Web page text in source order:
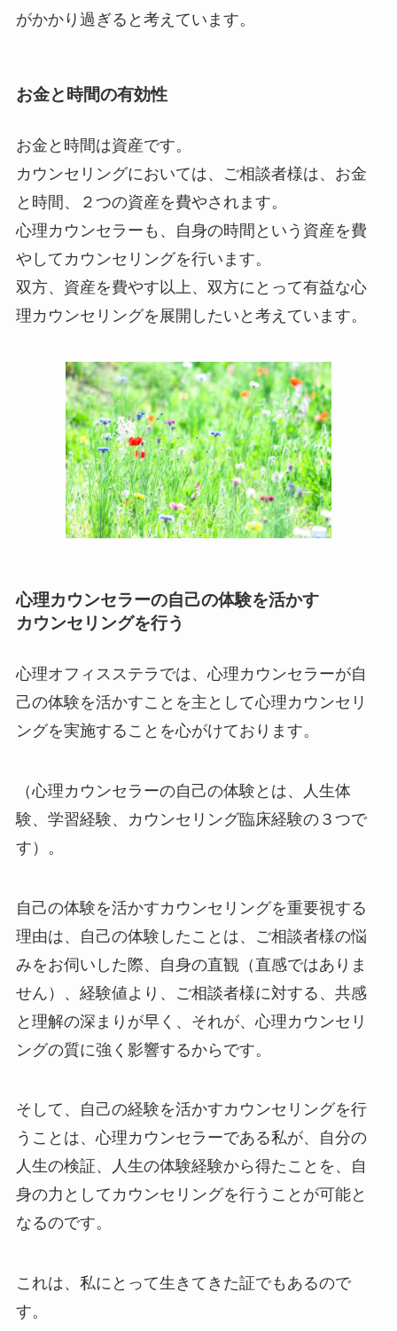
がかかり過ぎると考えています。
お金と時間の有効性
お金と時間は資産です。
カウンセリングにおいては、ご相談者様は、お金
と時間、２つの資産を費やされます。
心理カウンセラーも、自身の時間という資産を費
やしてカウンセリングを行います。
双方、資産を費やす以上、双方にとって有益な心
理カウンセリングを展開したいと考えています。
心理カウンセラーの自己の体験を活かす
カウンセリングを行う
心理オフィスステラでは、心理カウンセラーが自
己の体験を活かすことを主として心理カウンセリ
ングを実施することを心がけております。
（心理カウンセラーの自己の体験とは、人生体
験、学習経験、カウンセリング臨床経験の３つで
す）。
自己の体験を活かすカウンセリングを重要視する
理由は、自己の体験したことは、ご相談者様の悩
みをお伺いした際、自身の直観（直感ではありま
せん）、経験値より、ご相談者様に対する、共感
と理解の深まりが早く、それが、心理カウンセリ
ングの質に強く影響するからです。
そして、自己の経験を活かすカウンセリングを行
うことは、心理カウンセラーである私が、自分の
人生の検証、人生の体験経験から得たことを、自
身の力としてカウンセリングを行うことが可能と
なるのです。
これは、私にとって生きてきた証でもあるので
す。